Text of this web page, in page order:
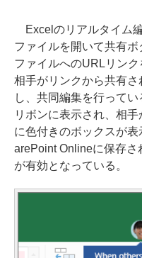
Excelのリアルタイム
ファイルを開いて共有
ファイルへのURLリンク
相手がリンクから共有
し、共同編集を行って
リボンに表示され、相
に色付きのボックスが
arePoint Onlineに保存
が有効となっている。